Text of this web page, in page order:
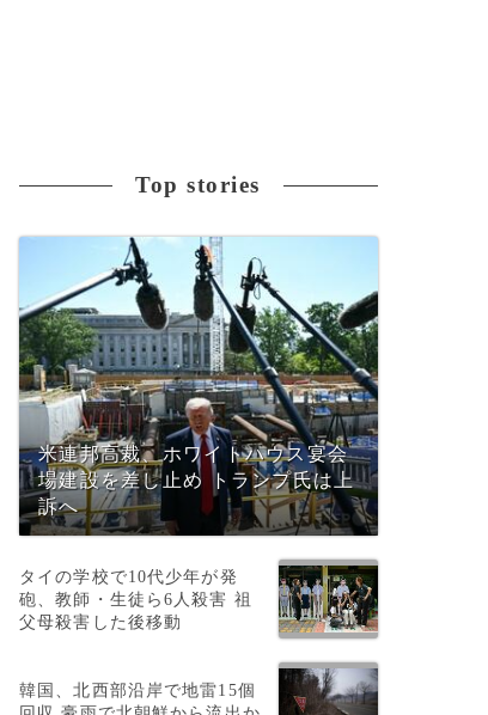
Top stories
米連邦高裁、ホワイトハウス宴会
場建設を差し止め トランプ氏は上
訴へ
タイの学校で10代少年が発
砲、教師・生徒ら6人殺害 祖
父母殺害した後移動
韓国、北西部沿岸で地雷15個